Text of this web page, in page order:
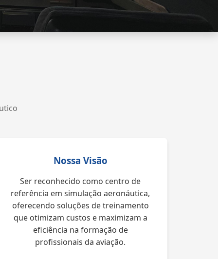
Nossa Visão
Ser reconhecido como centro de
referência em simulação aeronáutica,
oferecendo soluções de treinamento
que otimizam custos e maximizam a
eficiência na formação de
profissionais da aviação.